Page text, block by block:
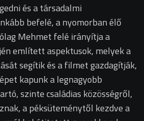
és a társadalmi
befelé, a nyomorban élő
Mehmet felé irányítja a
említett aspektusok, melyek a
segítik és a filmet gazdagítják,
kapunk a legnagyobb
szinte családias közösségről,
a péksüteménytől kezdve a